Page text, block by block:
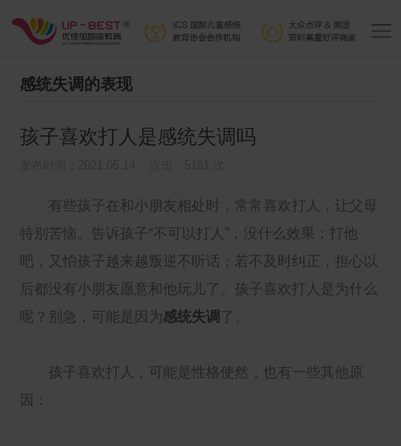
感统失调的表现
孩子喜欢打人是感统失调吗
有些孩子在和小朋友相处时，常常喜欢打人，让父母
特别苦恼。告诉孩子“不可以打人”，没什么效果；打他
吧，又怕孩子越来越叛逆不听话；若不及时纠正，担心以
后都没有小朋友愿意和他玩儿了。孩子喜欢打人是为什么
呢？别急，可能是因为感统失调 了。
孩子喜欢打人，可能是性格使然，也有一些其他原
因：